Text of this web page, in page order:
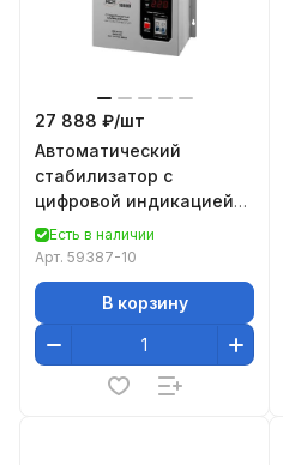
27 888 ₽/шт
Автоматический
стабилизатор с
цифровой индикацией
Зубр Профессионал
АСН-10000-1-ЦН 59387-
Есть в наличии
Арт. 59387-10
В корзину